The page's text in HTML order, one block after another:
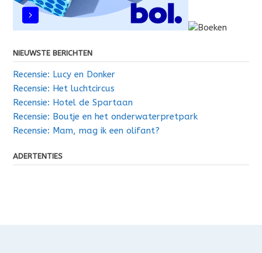
NIEUWSTE BERICHTEN
Recensie: Lucy en Donker
Recensie: Het luchtcircus
Recensie: Hotel de Spartaan
Recensie: Boutje en het onderwaterpretpark
Recensie: Mam, mag ik een olifant?
ADERTENTIES